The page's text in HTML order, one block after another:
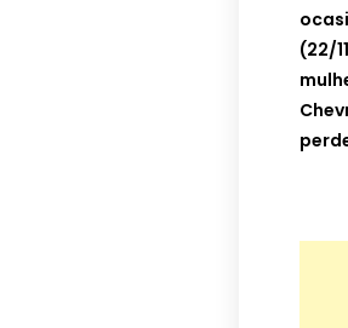
(22/